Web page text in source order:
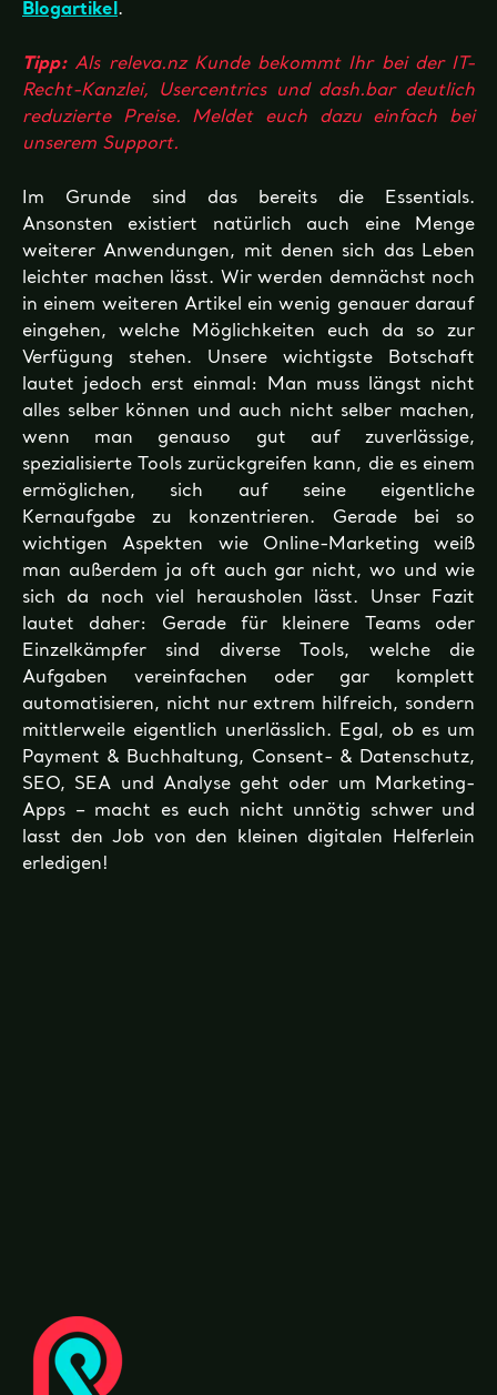
Blogartikel.
Tipp: Als releva.nz Kunde bekommt Ihr bei der IT-
Recht-Kanzlei, Usercentrics und dash.bar deutlich
reduzierte Preise. Meldet euch dazu einfach bei
unserem Support.
Im Grunde sind das bereits die Essentials.
Ansonsten existiert natürlich auch eine Menge
weiterer Anwendungen, mit denen sich das Leben
leichter machen lässt. Wir werden demnächst noch
in einem weiteren Artikel ein wenig genauer darauf
eingehen, welche Möglichkeiten euch da so zur
Verfügung stehen. Unsere wichtigste Botschaft
lautet jedoch erst einmal: Man muss längst nicht
alles selber können und auch nicht selber machen,
wenn man genauso gut auf zuverlässige,
spezialisierte Tools zurückgreifen kann, die es einem
ermöglichen, sich auf seine eigentliche
Kernaufgabe zu konzentrieren. Gerade bei so
wichtigen Aspekten wie Online-Marketing weiß
man außerdem ja oft auch gar nicht, wo und wie
sich da noch viel herausholen lässt. Unser Fazit
lautet daher: Gerade für kleinere Teams oder
Einzelkämpfer sind diverse Tools, welche die
Aufgaben vereinfachen oder gar komplett
automatisieren, nicht nur extrem hilfreich, sondern
mittlerweile eigentlich unerlässlich. Egal, ob es um
Payment & Buchhaltung, Consent- & Datenschutz,
SEO, SEA und Analyse geht oder um Marketing-
Apps – macht es euch nicht unnötig schwer und
lasst den Job von den kleinen digitalen Helferlein
erledigen!